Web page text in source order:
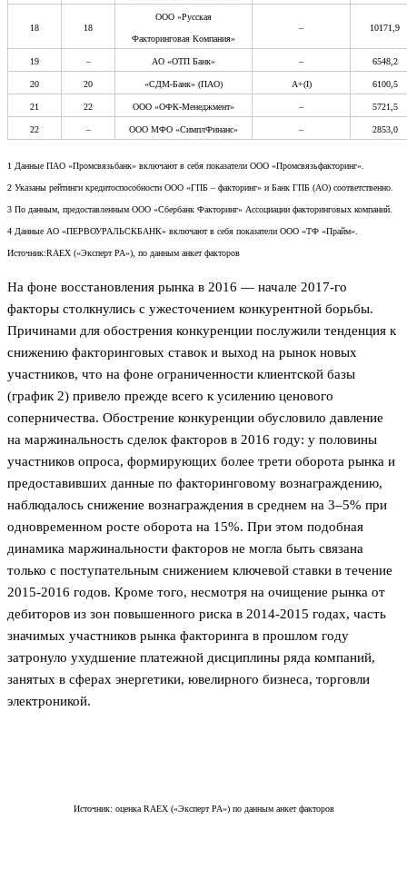
18 18
ООО «Русская
Факторинговая Компания»
– 10171,9
19 – АО «ОТП Банк» – 6548,2
20 20 «СДМ-Банк» (ПАО) А+(I) 6100,5
21 22 ООО «ОФК-Менеджмент» – 5721,5
22 – ООО МФО «СимплФинанс» – 2853,0
1 Данные ПАО «Промсвязьбанк» включают в себя показатели ООО «Промсвязьфакторинг».
2 Указаны рейтинги кредитоспособности ООО «ГПБ – факторинг» и Банк ГПБ (АО) соответственно.
3 По данным, предоставленным ООО «Сбербанк Факторинг» Ассоциации факторинговых компаний.
4 Данные АО «ПЕРВОУРАЛЬСКБАНК» включают в себя показатели ООО «ТФ «Прайм».
Источник:RAEX («Эксперт РА»), по данным анкет факторов
На фоне восстановления рынка в 2016 — начале 2017-го
факторы столкнулись с ужесточением конкурентной борьбы.
Причинами для обострения конкуренции послужили тенденция к
снижению факторинговых ставок и выход на рынок новых
участников, что на фоне ограниченности клиентской базы
(график 2) привело прежде всего к усилению ценового
соперничества. Обострение конкуренции обусловило давление
на маржинальность сделок факторов в 2016 году: у половины
участников опроса, формирующих более трети оборота рынка и
предоставивших данные по факторинговому вознаграждению,
наблюдалось снижение вознаграждения в среднем на 3–5% при
одновременном росте оборота на 15%. При этом подобная
динамика маржинальности факторов не могла быть связана
только с поступательным снижением ключевой ставки в течение
2015-2016 годов. Кроме того, несмотря на очищение рынка от
дебиторов из зон повышенного риска в 2014-2015 годах, часть
значимых участников рынка факторинга в прошлом году
затронуло ухудшение платежной дисциплины ряда компаний,
занятых в сферах энергетики, ювелирного бизнеса, торговли
электроникой.
Источник: оценка RAEX («Эксперт РА») по данным анкет факторов